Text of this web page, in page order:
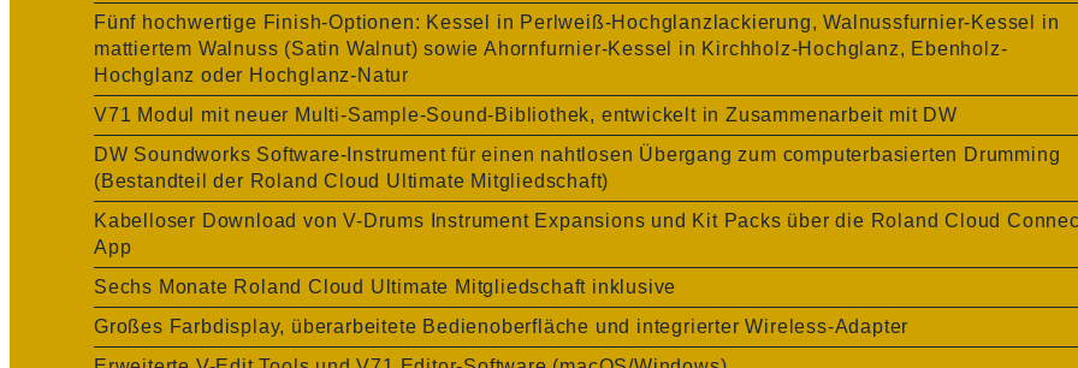
Fünf hochwertige Finish-Optionen: Kessel in Perlweiß-Hochglanzlackierung, Walnussfurnier-Kessel in
mattiertem Walnuss (Satin Walnut) sowie Ahornfurnier-Kessel in Kirchholz-Hochglanz, Ebenholz-
Hochglanz oder Hochglanz-Natur
V71 Modul mit neuer Multi-Sample-Sound-Bibliothek, entwickelt in Zusammenarbeit mit DW
DW Soundworks Software-Instrument für einen nahtlosen Übergang zum computerbasierten Drumming
(Bestandteil der Roland Cloud Ultimate Mitgliedschaft)
Kabelloser Download von V-Drums Instrument Expansions und Kit Packs über die Roland Cloud
App
Sechs Monate Roland Cloud Ultimate Mitgliedschaft inklusive
Großes Farbdisplay, überarbeitete Bedienoberfläche und integrierter Wireless-Adapter